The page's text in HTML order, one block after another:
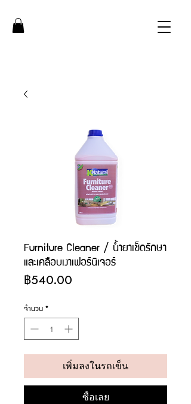
Furniture Cleaner / น้ำยาเช็ดรักษา
และเคลือบเงาเฟอร์นิเจอร์
฿540.00
จำนวน*
เพิ่มลงในรถเข็น
ซื้อเลย